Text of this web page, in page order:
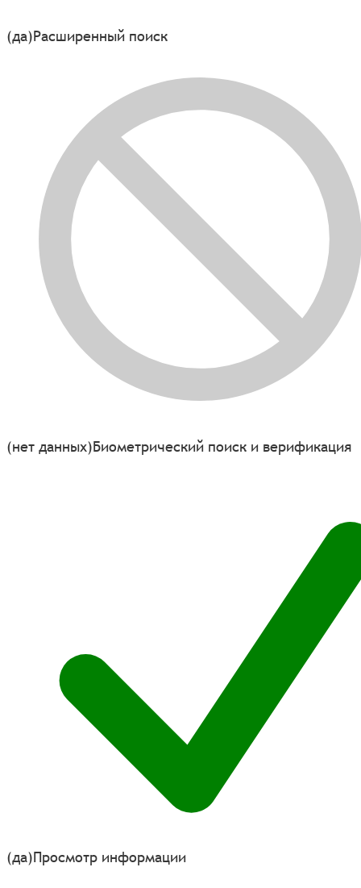
(да)Расширенный поиск
(нет данных)Биометрический поиск и верификация
(да)Просмотр информации